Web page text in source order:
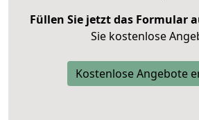
Füllen Sie jetzt das Formular
Sie kostenlose
Kostenlose Angebote